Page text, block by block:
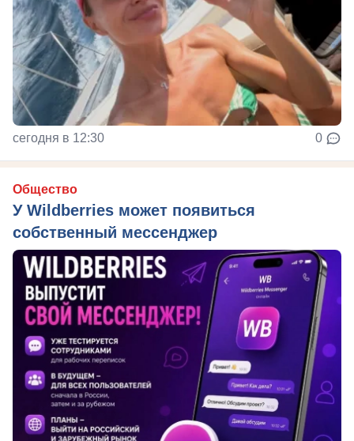
сегодня в 12:30 0
Общество
У Wildberries может появиться
собственный мессенджер